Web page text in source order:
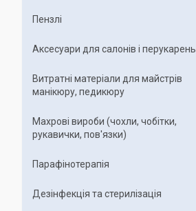
Пензлі
Аксесуари для салонів і перукарень
Витратні матеріали для майстрів
манікюру, педикюру
Махрові вироби (чохли, чобітки,
рукавички, пов'язки)
Парафінотерапія
Дезінфекція та стерилізація